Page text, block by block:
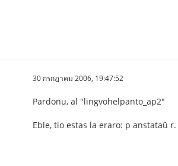
30 กรกฎาคม 2006, 19:47:52
Pardonu, al "lingvohelpanto_ap2"
Eble, tio estas la eraro: p anstataŭ r.